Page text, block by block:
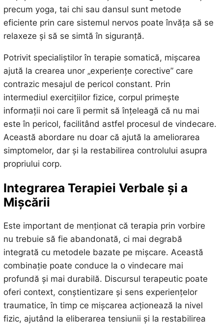
precum yoga, tai chi sau dansul sunt metode
eficiente prin care sistemul nervos poate învăța să se
relaxeze și să se simtă în siguranță.
Potrivit specialiștilor în terapie somatică, mișcarea
ajută la crearea unor „experiențe corective” care
contrazic mesajul de pericol constant. Prin
intermediul exercițiilor fizice, corpul primește
informații noi care îi permit să înțeleagă că nu mai
este în pericol, facilitând astfel procesul de vindecare.
Această abordare nu doar că ajută la ameliorarea
simptomelor, dar și la restabilirea controlului asupra
propriului corp.
Integrarea Terapiei Verbale și a
Mișcării
Este important de menționat că terapia prin vorbire
nu trebuie să fie abandonată, ci mai degrabă
integrată cu metodele bazate pe mișcare. Această
combinație poate conduce la o vindecare mai
profundă și mai durabilă. Discursul terapeutic poate
oferi context, conștientizare și sens experiențelor
traumatice, în timp ce mișcarea acționează la nivel
fizic, ajutând la eliberarea tensiunii și la restabilirea